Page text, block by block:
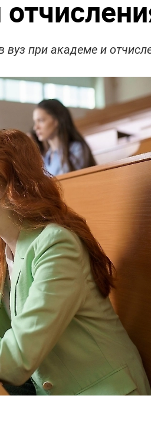
вуз при академе и